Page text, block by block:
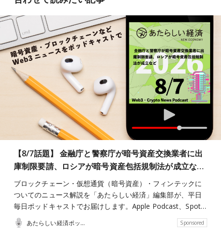
【8/7話題】 金融庁と警察庁が暗号資産交換業者に出
庫制限要請、ロシアが暗号資産包括規制法が成立な…
ブロックチェーン・仮想通貨（暗号資産）・フィンテックに
ついてのニュース解説を「あたらしい経済」編集部が、平日
毎日ポッドキャストでお届けします。Apple Podcast、Spot…
あたらしい経済ポッドキャスト Sponsored